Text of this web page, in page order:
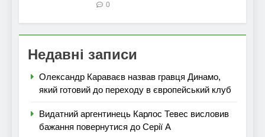
0
Недавні записи
Олександр Караваєв назвав гравця Динамо,
який готовий до переходу в європейський клуб
Видатний аргентинець Карлос Тевес висловив
бажання повернутися до Серії А